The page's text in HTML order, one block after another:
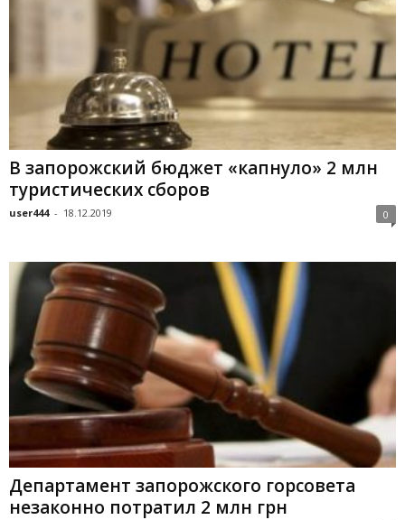
В запорожский бюджет «капнуло» 2 млн
туристических сборов
user444 - 18.12.2019 0
Департамент запорожского горсовета
незаконно потратил 2 млн грн